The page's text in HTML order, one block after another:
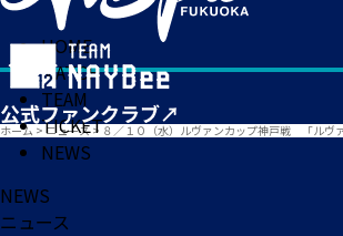
HOME
MATCH
TEAM
TICKET
NEWS
ホーム > ニュース> ８／１０（水）ルヴァンカップ神戸戦 「ルヴ
NEWS
ニュース